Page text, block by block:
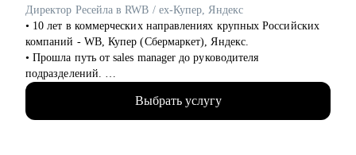
Директор Ресейла в RWB / ex-Купер, Яндекс
• 10 лет в коммерческих направлениях крупных Российских
компаний - WB, Купер (Сбермаркет), Яндекс.
• Прошла путь от sales manager до руководителя
подразделений.
• Опыт руководства больших команд 250+ человек.
• Выстраивание направлений с нуля, запуск 4х новых
продуктов на рынок, регламенты, KPI, мотивация,
Выбрать услугу